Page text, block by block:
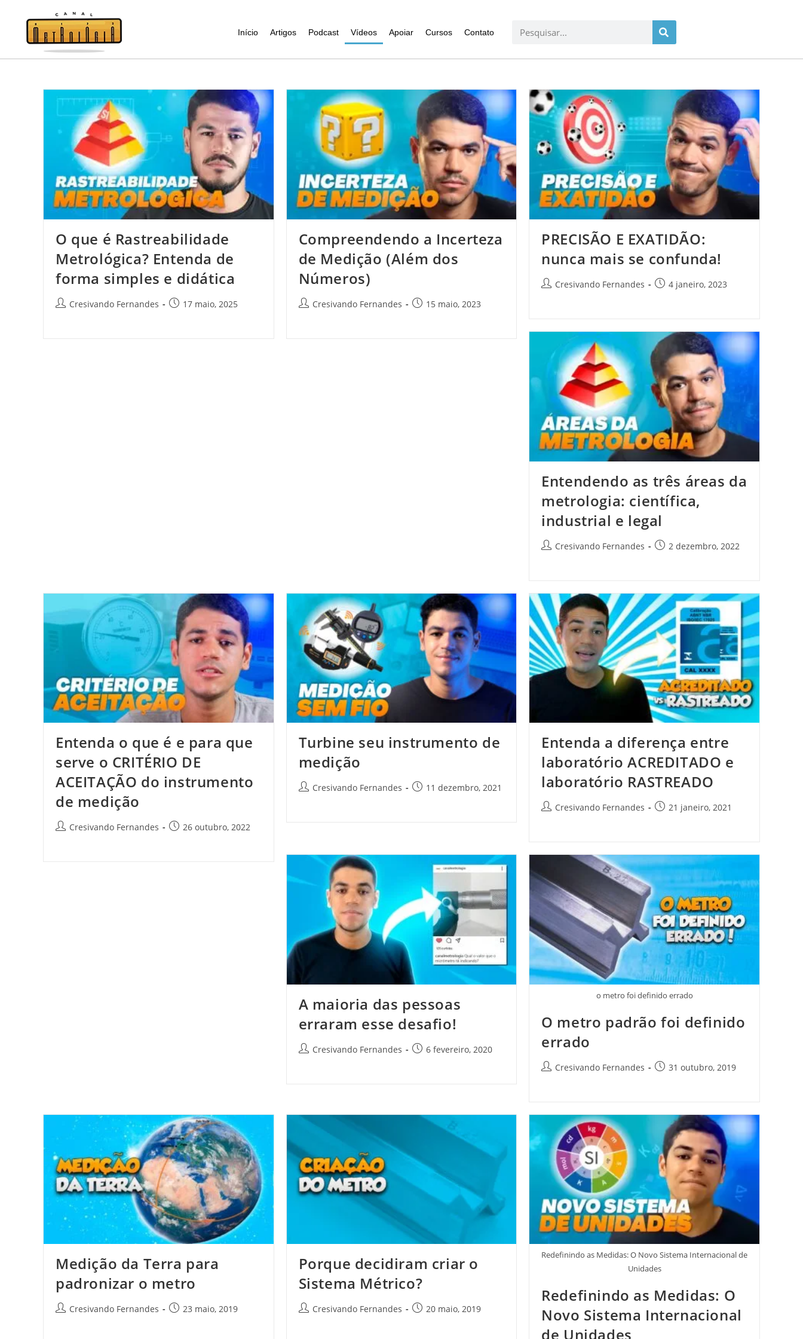
Início Artigos Podcast Vídeos Apoiar Cursos Contato
O que é Rastreabilidade
Metrológica? Entenda de
forma simples e didática
Cresivando Fernandes 17 maio, 2025
Compreendendo a Incerteza
de Medição (Além dos
Números)
Cresivando Fernandes 15 maio, 2023
PRECISÃO E EXATIDÃO:
nunca mais se confunda!
Cresivando Fernandes 4 janeiro, 2023
Entendendo as três áreas da
metrologia: científica,
industrial e legal
Cresivando Fernandes 2 dezembro, 2022
Entenda o que é e para que
serve o CRITÉRIO DE
ACEITAÇÃO do instrumento
de medição
Cresivando Fernandes 26 outubro, 2022
Turbine seu instrumento de
medição
Cresivando Fernandes 11 dezembro, 2021
Entenda a diferença entre
laboratório ACREDITADO e
laboratório RASTREADO
Cresivando Fernandes 21 janeiro, 2021
A maioria das pessoas
erraram esse desafio!
Cresivando Fernandes 6 fevereiro, 2020
o metro foi definido errado
O metro padrão foi definido
errado
Cresivando Fernandes 31 outubro, 2019
Medição da Terra para
padronizar o metro
Cresivando Fernandes 23 maio, 2019
Porque decidiram criar o
Sistema Métrico?
Cresivando Fernandes 20 maio, 2019
Redefinindo as Medidas: O Novo Sistema Internacional de
Unidades
Redefinindo as Medidas: O
Novo Sistema Internacional
de Unidades